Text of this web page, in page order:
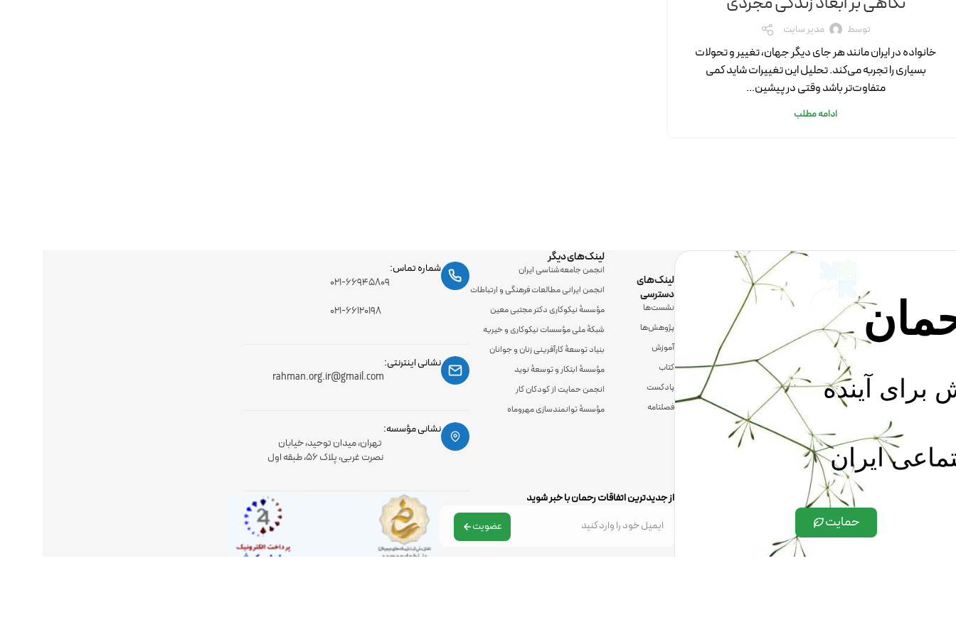
توسط مدیر سایت
خانواده در ایران مانند هر جای دیگر جهان، تغییر و تحولات
بسیاری را تجربه می‌کند. تحلیل این تغییرات شاید کمی
متفاوت‌تر باشد وقتی در پیشین...
ادامه مطلب
برای آینده
ایران
حمایت
لینک‌های
دسترسی
نشست‌ها
پژوهش‌ها
آموزش
کتاب
پادکست
فصلنامه
لینک‌های دیگر
انجمن جامعه‌شناسی ایران
انجمن ایرانی مطالعات فرهنگی و ارتباطات
مؤسسۀ نیکوکاری دکتر مجتبی معین
شبکۀ ملی مؤسسات نیکوکاری و خیریه
بنیاد توسعۀ کارآفرینی زنان و جوانان
مؤسسۀ ابتکار و توسعۀ نوید
انجمن حمایت از کودکان کار
مؤسسۀ توانمندسازی مهروماه
شماره تماس:
۰۲۱-۶۶۹۴۵۸۰۹
۰۲۱-۶۶۱۲۰۱۹۸
نشانی اینترنتی:
rahman.org.ir@gmail.com
نشانی مؤسسه:
تهران، میدان توحید، خیابان
نصرت غربی، پلاک 56، طبقه اول
از جدیدترین اتفاقات رحمان با خبر شوید
عضویت